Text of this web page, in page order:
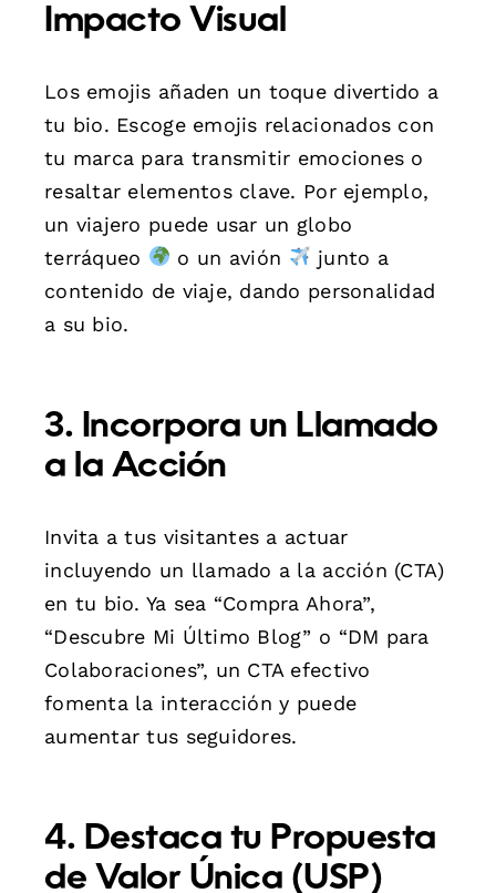
Impacto Visual
Los emojis añaden un toque divertido a
tu bio. Escoge emojis relacionados con
tu marca para transmitir emociones o
resaltar elementos clave. Por ejemplo,
un viajero puede usar un globo
terráqueo
o un avión
junto a
contenido de viaje, dando personalidad
a su bio.
3. Incorpora un Llamado
a la Acción
Invita a tus visitantes a actuar
incluyendo un llamado a la acción (CTA)
en tu bio. Ya sea “Compra Ahora”,
“Descubre Mi Último Blog” o “DM para
Colaboraciones”, un CTA efectivo
fomenta la interacción y puede
aumentar tus seguidores.
4. Destaca tu Propuesta
de Valor Única (USP)